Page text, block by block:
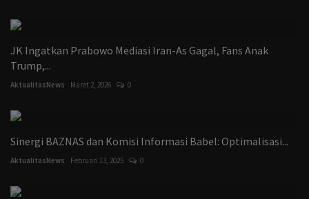
JK Ingatkan Prabowo Mediasi Iran-As Gagal, Fans Anak
Trump,...
AktualitasNews Maret 2, 2026 0
Sinergi BAZNAS dan Komisi Informasi Babel: Optimalisasi...
AktualitasNews Februari 13, 2025 0